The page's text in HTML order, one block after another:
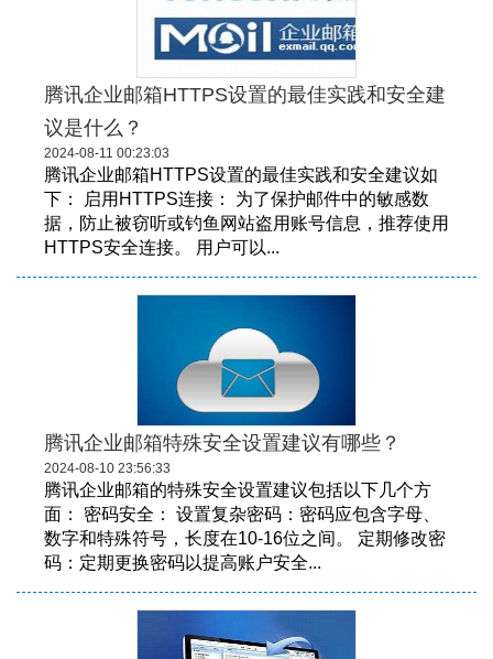
腾讯企业邮箱HTTPS设置的最佳实践和安全建
议是什么？
2024-08-11 00:23:03
腾讯企业邮箱HTTPS设置的最佳实践和安全建议如
下： 启用HTTPS连接： 为了保护邮件中的敏感数
据，防止被窃听或钓鱼网站盗用账号信息，推荐使用
HTTPS安全连接。 用户可以...
腾讯企业邮箱特殊安全设置建议有哪些？
2024-08-10 23:56:33
腾讯企业邮箱的特殊安全设置建议包括以下几个方
面： 密码安全： 设置复杂密码：密码应包含字母、
数字和特殊符号，长度在10-16位之间。 定期修改密
码：定期更换密码以提高账户安全...